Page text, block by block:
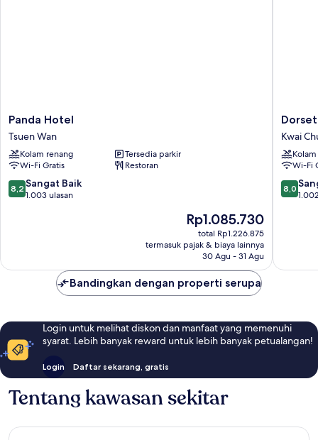
Panda
Hotel
Tsuen
Wan
Panda Hotel
Tsuen Wan
Kolam renang
Tersedia parkir
Wi-Fi Gratis
Restoran
8.2
dari
8,2 Sangat Baik
1.003 ulasan
Harga
sekarang
Rp1.085.730
Rp1.085.730
total Rp1.226.875
termasuk pajak & biaya lainnya
30 Agu - 31 Agu
Dorsett
Tsuen
Wan,
Hong
Kong
Kwai
Chung
Kwai
Wi-Fi
8.0
dari
8,0
Bandingkan dengan properti serupa
Login untuk melihat diskon dan manfaat yang memenuhi
syarat. Lebih banyak reward untuk lebih banyak petualangan!
Login Daftar sekarang, gratis
Tentang kawasan sekitar